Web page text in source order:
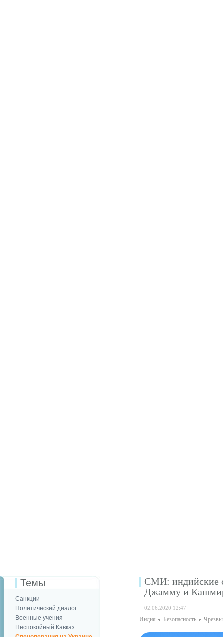
Темы
Санкции
Политический диалог
Военные учения
Неспокойный Кавказ
СМИ: индийские
Джамму и
02.06.2020 12:47
Индия Безопаcность